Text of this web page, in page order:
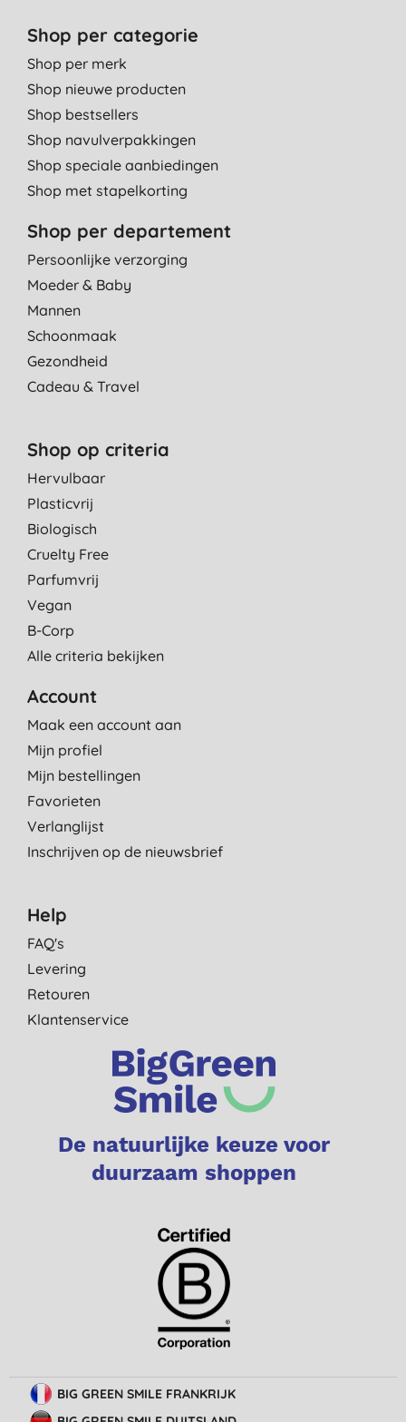
Shop per categorie
Shop per merk
Shop nieuwe producten
Shop bestsellers
Shop navulverpakkingen
Shop speciale aanbiedingen
Shop met stapelkorting
Shop per departement
Persoonlijke verzorging
Moeder & Baby
Mannen
Schoonmaak
Gezondheid
Cadeau & Travel
Shop op criteria
Hervulbaar
Plasticvrij
Biologisch
Cruelty Free
Parfumvrij
Vegan
B-Corp
Alle criteria bekijken
Account
Maak een account aan
Mijn profiel
Mijn bestellingen
Favorieten
Verlanglijst
Inschrijven op de nieuwsbrief
Help
FAQ's
Levering
Retouren
Klantenservice
De natuurlijke keuze voor
duurzaam shoppen
BIG GREEN SMILE FRANKRIJK